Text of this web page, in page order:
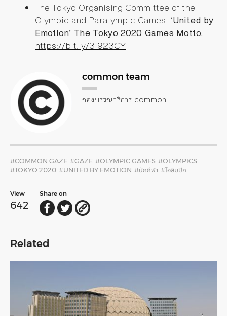
The Tokyo Organising Committee of the
Olympic and Paralympic Games. ‘United by
Emotion’ The Tokyo 2020 Games Motto.
https://bit.ly/3l923CY
common team
กองบรรณาธิการ common
#COMMON GAZE #GAZE #OLYMPIC GAMES #OLYMPICS
#TOKYO 2020 #UNITED BY EMOTION #นักกีฬา #โอลิมปิก
View
642
Share on
Related